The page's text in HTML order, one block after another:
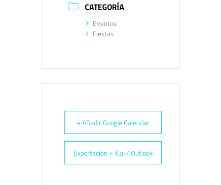
CATEGORÍA
Eventos
Fiestas
+ Añadir Google Calendar
Exportación + iCal / Outlook